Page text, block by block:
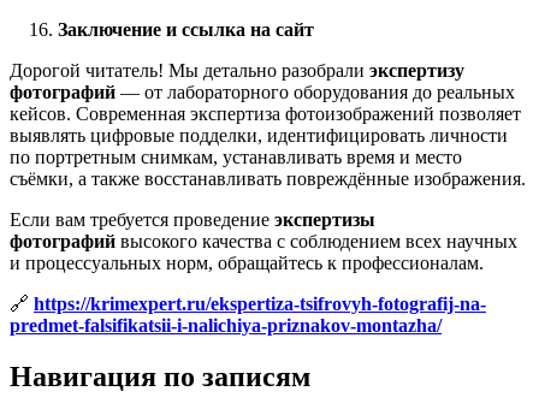
Заключение и ссылка на сайт
Дорогой читатель! Мы детально разобрали экспертизу
фотографий — от лабораторного оборудования до реальных
кейсов. Современная экспертиза фотоизображений позволяет
выявлять цифровые подделки, идентифицировать личности
по портретным снимкам, устанавливать время и место
съёмки, а также восстанавливать повреждённые изображения.
Если вам требуется проведение экспертизы
фотографий высокого качества с соблюдением всех научных
и процессуальных норм, обращайтесь к профессионалам.
🔗 https://krimexpert.ru/ekspertiza-tsifrovyh-fotografij-na-
predmet-falsifikatsii-i-nalichiya-priznakov-montazha/
Навигация по записям